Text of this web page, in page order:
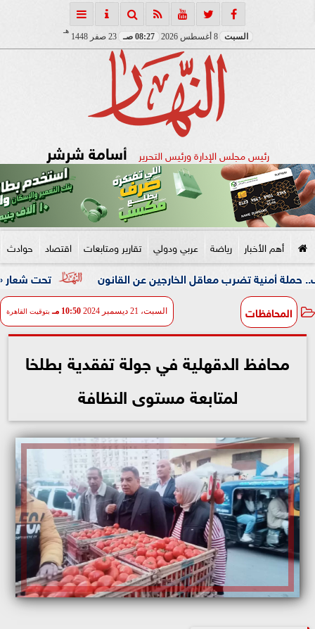
السبت 8 أغسطس 2026 08:27 صـ 23 صفر 1448
هـ
رئيس مجلس الإدارة ورئيس التحرير أسامة شرشر
أهم الأخبار رياضة عربي ودولي تقارير ومتابعات اقتصاد حوادث
تحت شعار «خدمة بيوت تضرب معاقل الخارجين عن القانون
المحافظات السبت، 21 ديسمبر 2024 10:50 مـ بتوقيت القاهرة
محافظ الدقهلية في جولة تفقدية بطلخا
لمتابعة مستوى النظافة